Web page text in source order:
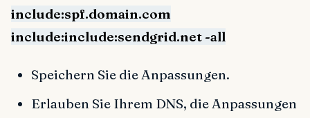
include:spf.domain.com
include:include:sendgrid.net -all
Speichern Sie die Anpassungen.
Erlauben Sie Ihrem DNS, die Anpassungen